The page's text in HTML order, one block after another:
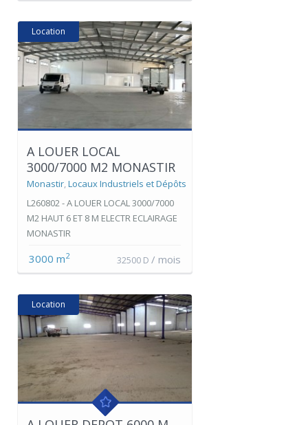
Location
A LOUER LOCAL
3000/7000 M2 MONASTIR
Monastir,Locaux Industriels et Dépôts
L260802 - A LOUER LOCAL 3000/7000
M2 HAUT 6 ET 8 M ELECTR ECLAIRAGE
MONASTIR
3000 m2 32500 D / mois
Location